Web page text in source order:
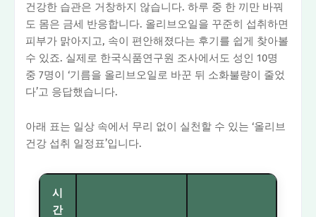
건강한 습관은 거창하지 않습니다. 하루 중 한 끼만 바꿔
도 몸은 금세 반응합니다. 올리브오일을 꾸준히 섭취하면
피부가 맑아지고, 속이 편안해졌다는 후기를 쉽게 찾아볼
수 있죠. 실제로 한국식품연구원 조사에서도 성인 10명
중 7명이 ‘기름을 올리브오일로 바꾼 뒤 소화불량이 줄었
다’고 응답했습니다.
아래 표는 일상 속에서 무리 없이 실천할 수 있는 ‘올리브
건강 섭취 일정표’입니다.
시
간